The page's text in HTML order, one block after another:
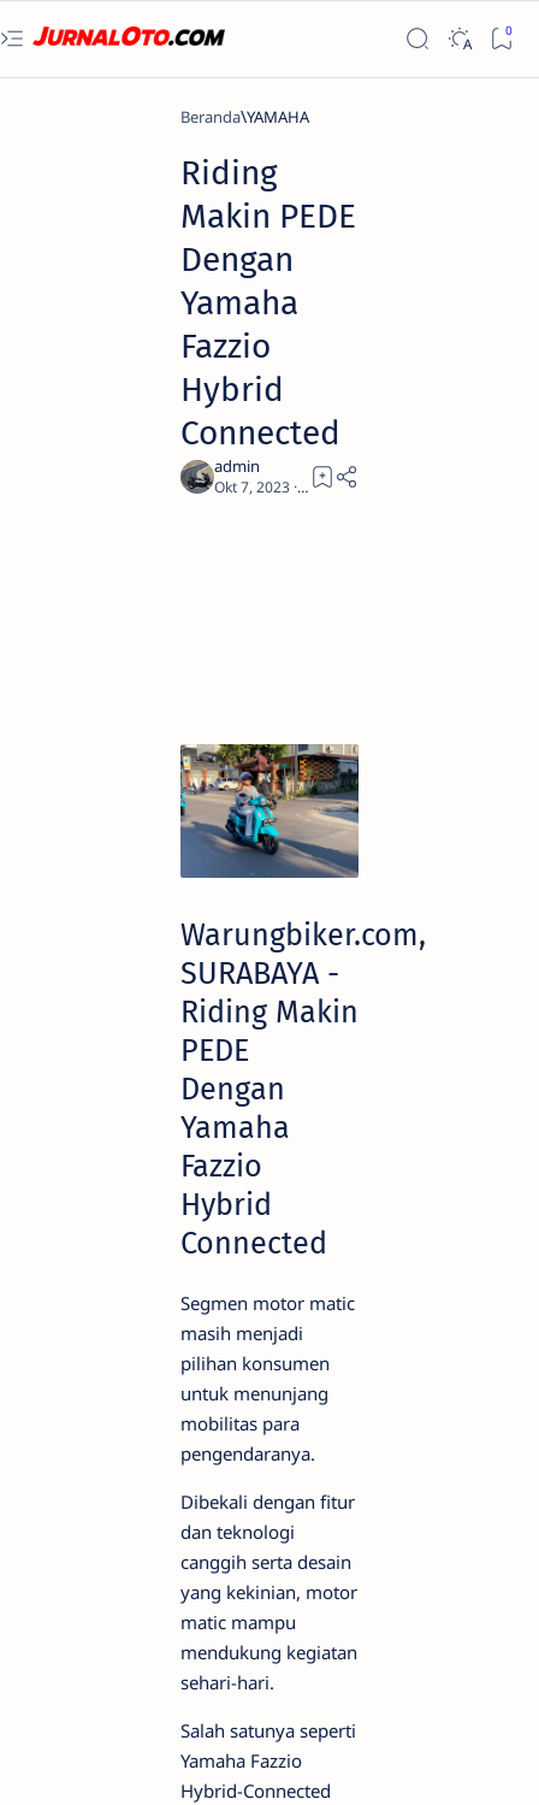
Beranda YAMAHA
Riding
Makin PEDE
Dengan
Yamaha
Fazzio
Hybrid
Connected
2
Warungbiker.com,
SURABAYA -
Riding Makin
PEDE
Dengan
Yamaha
Fazzio
Hybrid
Connected
Segmen motor matic
masih menjadi
pilihan konsumen
untuk menunjang
mobilitas para
pengendaranya.
Dibekali dengan fitur
dan teknologi
canggih serta desain
yang kekinian, motor
matic mampu
mendukung kegiatan
sehari-hari.
Salah satunya seperti
Yamaha Fazzio
Hybrid-Connected